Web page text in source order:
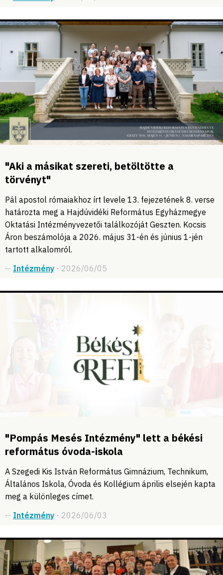
"Aki a másikat szereti, betöltötte a
törvényt"
Pál apostol rómaiakhoz írt levele 13. fejezetének 8. verse
határozta meg a Hajdúvidéki Református Egyházmegye
Oktatási Intézményvezetői találkozóját Geszten. Kocsis
Áron beszámolója a 2026. május 31-én és június 1-jén
tartott alkalomról.
-- Intézmény - 2026/06/05
"Pompás Mesés Intézmény" lett a békési
református óvoda-iskola
A Szegedi Kis István Református Gimnázium, Technikum,
Általános Iskola, Óvoda és Kollégium április elsején kapta
meg a különleges címet.
-- Intézmény - 2026/06/03